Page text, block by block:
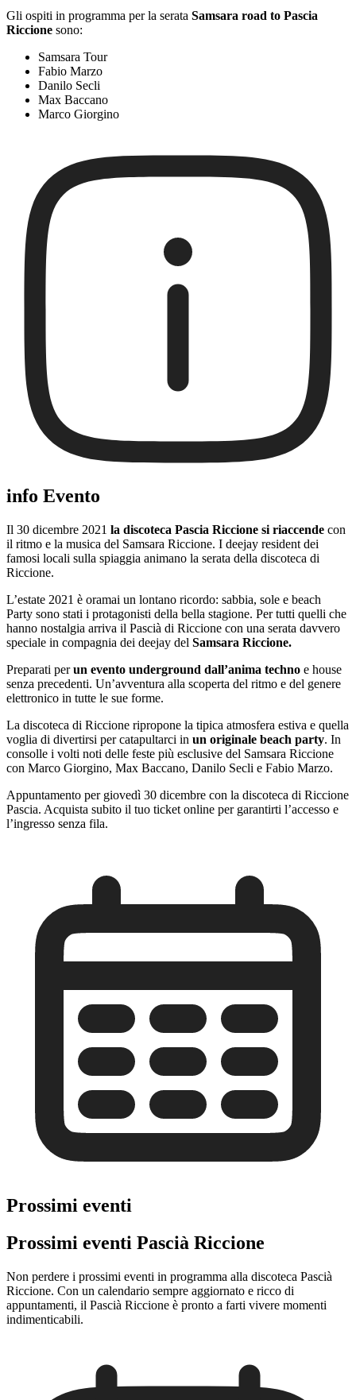
Gli ospiti in programma per la serata Samsara road to Pascia
Riccione sono:
Samsara Tour
Fabio Marzo
Danilo Secli
Max Baccano
Marco Giorgino
info Evento
Il 30 dicembre 2021 la discoteca Pascia Riccione si riaccende con
il ritmo e la musica del Samsara Riccione. I deejay resident dei
famosi locali sulla spiaggia animano la serata della discoteca di
Riccione.
L’estate 2021 è oramai un lontano ricordo: sabbia, sole e beach
Party sono stati i protagonisti della bella stagione. Per tutti quelli che
hanno nostalgia arriva il Pascià di Riccione con una serata davvero
speciale in compagnia dei deejay del Samsara Riccione.
Preparati perun evento underground dall’anima techno e house
senza precedenti. Un’avventura alla scoperta del ritmo e del genere
elettronico in tutte le sue forme.
La discoteca di Riccione ripropone la tipica atmosfera estiva e quella
voglia di divertirsi per catapultarci in un originale beach party. In
consolle i volti noti delle feste più esclusive del Samsara Riccione
con Marco Giorgino, Max Baccano, Danilo Secli e Fabio Marzo.
Appuntamento per giovedì 30 dicembre con la discoteca di Riccione
Pascia. Acquista subito il tuo ticket online per garantirti l’accesso e
l’ingresso senza fila.
Prossimi eventi
Prossimi eventi Pascià Riccione
Non perdere i prossimi eventi in programma alla discoteca Pascià
Riccione. Con un calendario sempre aggiornato e ricco di
appuntamenti, il Pascià Riccione è pronto a farti vivere momenti
indimenticabili.